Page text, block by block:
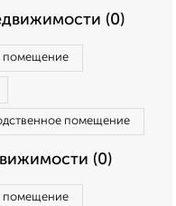
(0)
помещение
помещение
(0)
помещение